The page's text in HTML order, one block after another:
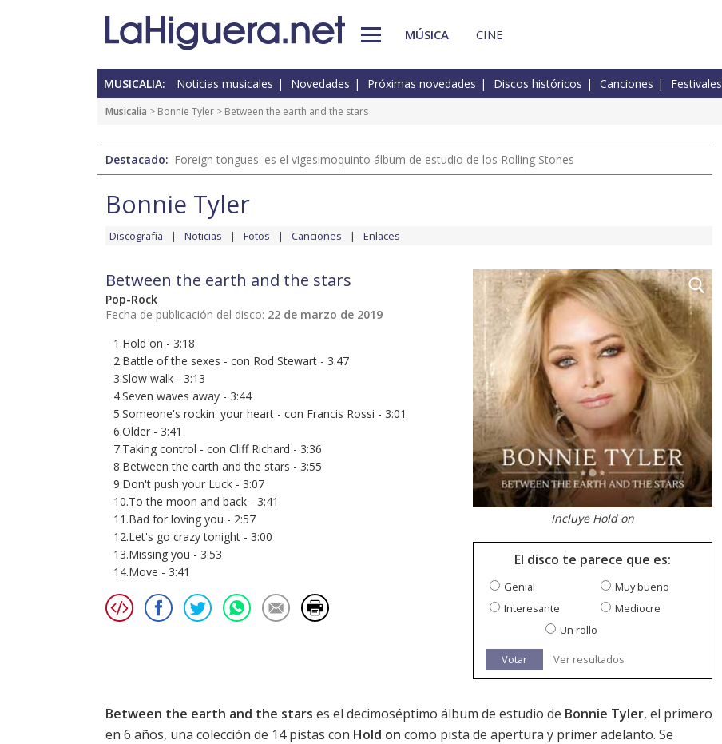
MÚSICA CINE
MUSICALIA: Noticias musicales Novedades Próximas novedades Discos históricos Canciones Festivales
Musicalia > Bonnie Tyler > Between the earth and the stars
Destacado: 'Foreign tongues' es el vigesimoquinto álbum de estudio de los Rolling Stones
Bonnie Tyler
Discografía Noticias Fotos Canciones Enlaces
Between the earth and the stars
Pop-Rock
Fecha de publicación del disco: 22 de marzo de 2019
1.Hold on - 3:18
2.Battle of the sexes - con Rod Stewart - 3:47
3.Slow walk - 3:13
4.Seven waves away - 3:44
5.Someone's rockin' your heart - con Francis Rossi - 3:01
6.Older - 3:41
7.Taking control - con Cliff Richard - 3:36
8.Between the earth and the stars - 3:55
9.Don't push your Luck - 3:07
10.To the moon and back - 3:41
11.Bad for loving you - 2:57
12.Let's go crazy tonight - 3:00
13.Missing you - 3:53
14.Move - 3:41
Incluye Hold on
El disco te parece que es:
Genial
Muy bueno
Interesante
Mediocre
Un rollo
Votar Ver resultados
Between the earth and the stars es el decimoséptimo álbum de estudio de Bonnie Tyler, el primero
en 6 años, una colección de 14 pistas con Hold on como pista de apertura y primer adelanto. Se